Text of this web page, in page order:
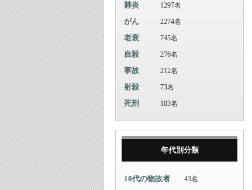
肺炎 1297名
がん 2274名
老衰 745名
自殺 276名
事故 212名
射殺 73名
死刑 103名
年代別分類
10代の物故者 43名